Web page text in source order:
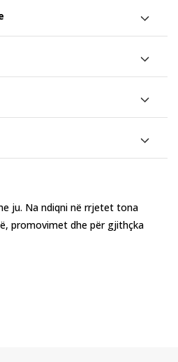
ju. Na ndiqni në rrjetet tona
promovimet dhe për gjithçka